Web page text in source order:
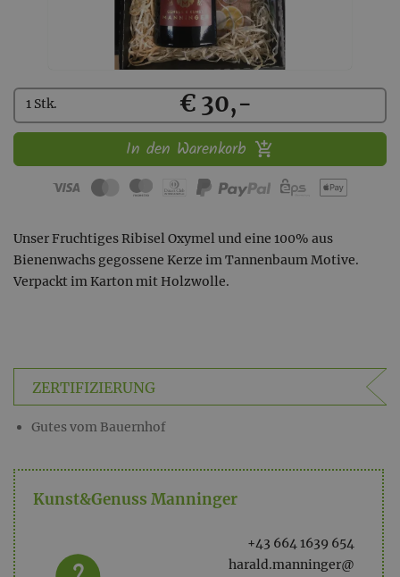
Kaufen
1 Stk. € 30,-
In den Warenkorb
Unser Fruchtiges Ribisel Oxymel und eine 100% aus
Bienenwachs gegossene Kerze im Tannenbaum Motive.
Verpackt im Karton mit Holzwolle.
ZERTIFIZIERUNG
Gutes vom Bauernhof
Kunst&Genuss Manninger
+43 664 1639 654
harald.manninger@